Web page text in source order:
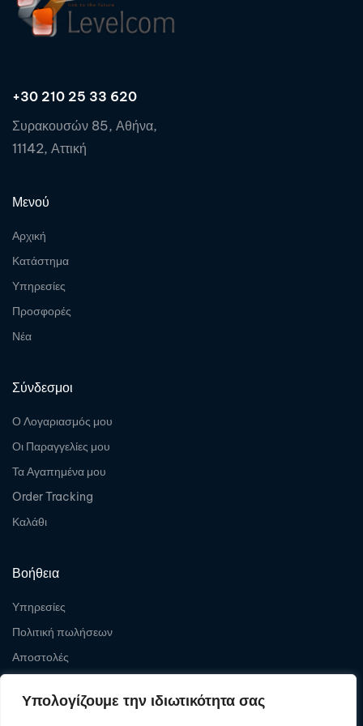
Υπολογίζουμε την ιδιωτικότητα σας
+30 210 25 33 620
Συρακουσών 85, Αθήνα,
11142, Αττική
Μενού
Αρχική
Κατάστημα
Υπηρεσίες
Προσφορές
Νέα
Σύνδεσμοι
Ο Λογαριασμός μου
Οι Παραγγελίες μου
Τα Αγαπημένα μου
Order Tracking
Καλάθι
Βοήθεια
Υπηρεσίες
Πολιτική πωλήσεων
Αποστολές